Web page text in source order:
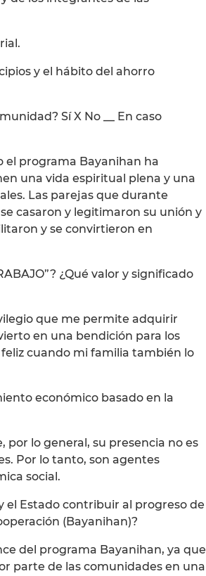
y el hábito del ahorro
Sí X No __ En caso
el programa Bayanihan ha
una vida espiritual plena y una
Las parejas que durante
casaron y legitimaron su unión y
y se convirtieron en
¿Qué valor y significado
que me permite adquirir
en una bendición para los
cuando mi familia también lo
económico basado en la
lo general, su presencia no es
Por lo tanto, son agentes
social.
el Estado contribuir al progreso de
(Bayanihan)?
del programa Bayanihan, ya que
parte de las comunidades en una